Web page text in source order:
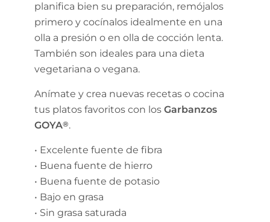
planifica bien su preparación, remójalos
primero y cocínalos idealmente en una
olla a presión o en olla de cocción lenta.
También son ideales para una dieta
vegetariana o vegana.
Anímate y crea nuevas recetas o cocina
tus platos favoritos con los Garbanzos
GOYA®.
• Excelente fuente de fibra
• Buena fuente de hierro
• Buena fuente de potasio
• Bajo en grasa
• Sin grasa saturada